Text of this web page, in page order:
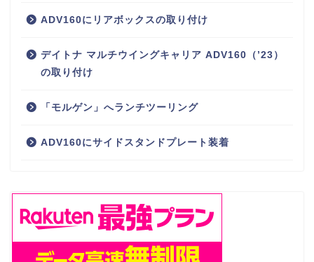
ADV160にリアボックスの取り付け
デイトナ マルチウイングキャリア ADV160（’23）
の取り付け
「モルゲン」へランチツーリング
ADV160にサイドスタンドプレート装着